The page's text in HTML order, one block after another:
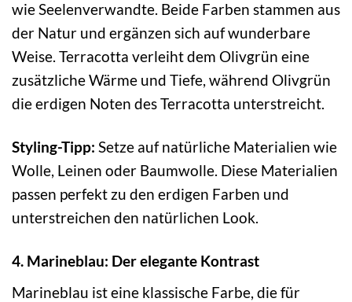
wie Seelenverwandte. Beide Farben stammen aus
der Natur und ergänzen sich auf wunderbare
Weise. Terracotta verleiht dem Olivgrün eine
zusätzliche Wärme und Tiefe, während Olivgrün
die erdigen Noten des Terracotta unterstreicht.
Styling-Tipp: Setze auf natürliche Materialien wie
Wolle, Leinen oder Baumwolle. Diese Materialien
passen perfekt zu den erdigen Farben und
unterstreichen den natürlichen Look.
4. Marineblau: Der elegante Kontrast
Marineblau ist eine klassische Farbe, die für